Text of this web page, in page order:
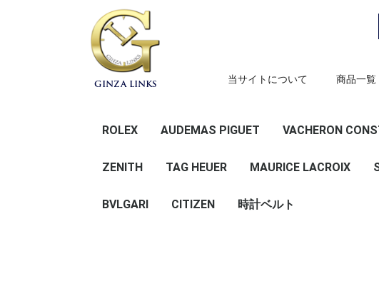
GINZA LINKS 当サイトについて 商品一覧
ROLEX
デイトナ
GMTマスター
サブマリーナー
シードゥエラー
エクスプローラー
スカイドゥエラー
ヨットマスター
ミルガウス
エアキング
デイデイト
デイトジャスト 41
36
31 （ボーイズ）
28 (レディース）
その他
オイスターパーペチュ
41
36
34 （ボーイズ）
31 （ボーイズ）
レディース
その他
AUDEMAS PIGUET VACHERON
ZENITH TAG HEUER MAURICE LACROIX
BVLGARI CITIZEN 時計ベルト